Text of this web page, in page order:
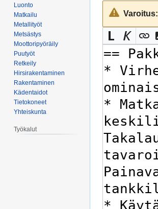
Siirry
navigaatioon
Siirry
hakuunVaroitus:
Luonto
Matkailu
Metallityöt
Metsästys
Moottoripyöräily
Puutyöt
Retkeily
Hirsirakentaminen
Rakentaminen
Kädentaidot
Tietokoneet
Yhteiskunta
Työkalut